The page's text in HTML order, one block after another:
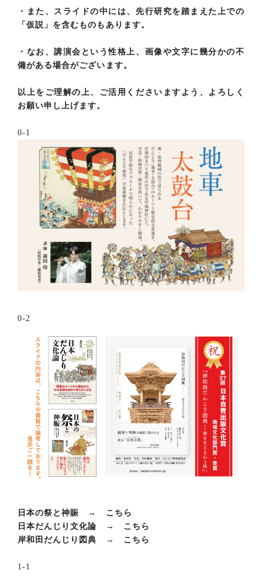
・また、スライドの中には、先行研究を踏まえた上での
「仮説」を含むものもあります。
・なお、講演会という性格上、画像や文字に幾分かの不
備がある場合がございます。
以上をご理解の上、ご活用くださいますよう、よろしく
お願い申し上げます。
0-1
0-2
日本の祭と神賑 → こちら
日本だんじり文化論 → こちら
岸和田だんじり図典 → こちら
1-1